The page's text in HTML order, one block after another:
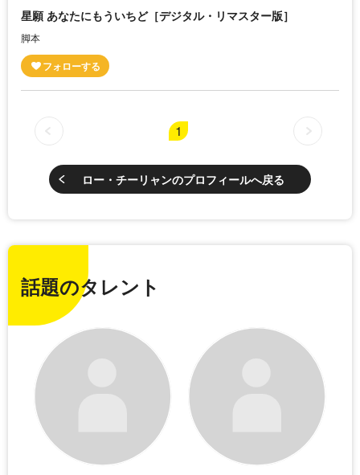
星願 あなたにもういちど［デジタル・リマスター版］
脚本
1
ロー・チーリャンのプロフィールへ戻る
話題のタレント